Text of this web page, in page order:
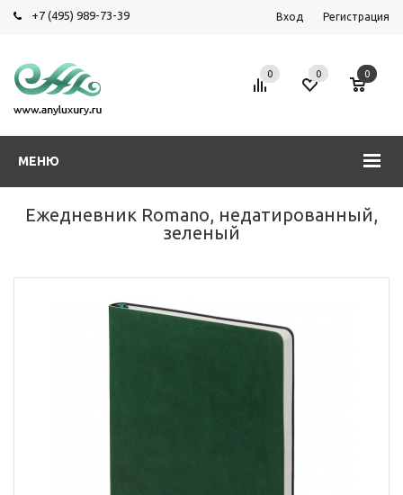
+7 (495) 989-73-39 Вход Регистрация
МЕНЮ
0 0 0
Ежедневник Romano, недатированный,
зеленый